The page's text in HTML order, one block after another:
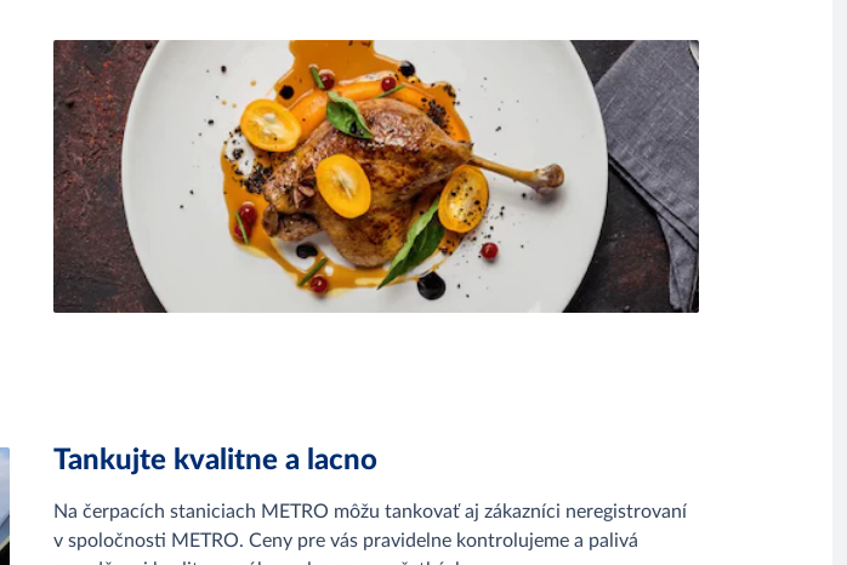
Tankujte kvalitne a lacno
Na čerpacích staniciach METRO môžu tankovať aj zákazníci neregistrovaní
v spoločnosti METRO. Ceny pre vás pravidelne kontrolujeme a palivá